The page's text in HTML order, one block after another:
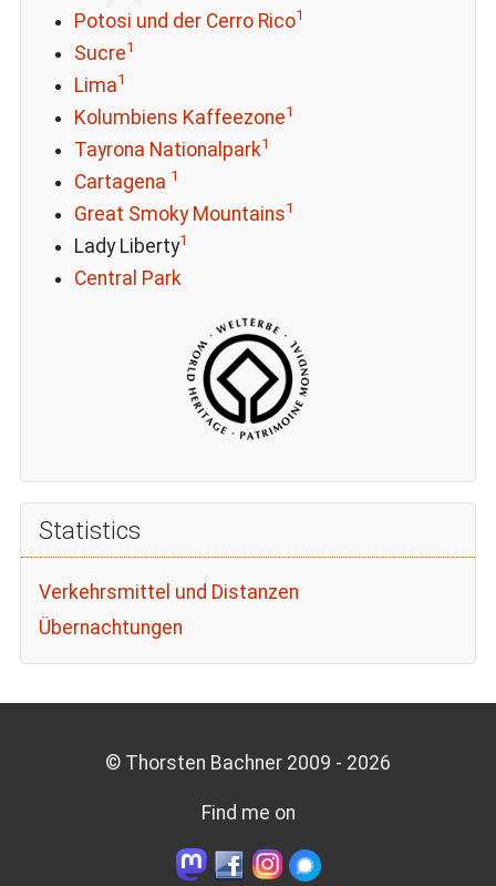
Potosi und der Cerro Rico1
Sucre1
Lima1
Kolumbiens Kaffeezone1
Tayrona Nationalpark1
Cartagena 1
Great Smoky Mountains1
Lady Liberty1
Central Park
Statistics
Verkehrsmittel und Distanzen
Übernachtungen
© Thorsten Bachner 2009 - 2026
Find me on